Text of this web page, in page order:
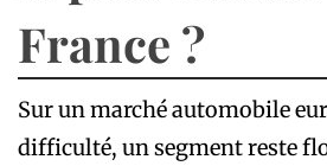
France ?
Sur un marché automobile
difficulté, un segment reste